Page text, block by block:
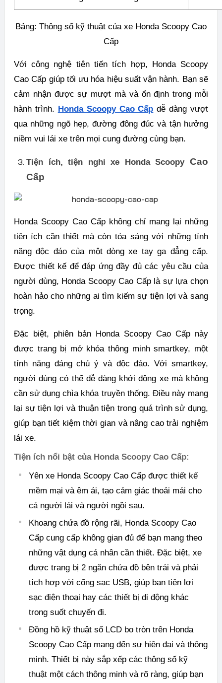
Bảng: Thông số kỹ thuật của xe Honda Scoopy Cao
Cấp
Với công nghệ tiên tiến tích hợp, Honda Scoopy
Cao Cấp giúp tối ưu hóa hiệu suất vận hành. Bạn sẽ
cảm nhận được sự mượt mà và ổn định trong mỗi
hành trình. Honda Scoopy Cao Cấp dễ dàng vượt
qua những ngõ hẹp, đường đông đúc và tận hưởng
niềm vui lái xe trên mọi cung đường cùng bạn.
Tiện ích, tiện nghi xe Honda ScoopyCao
Cấp
Honda Scoopy Cao Cấp không chỉ mang lại những
tiện ích cần thiết mà còn tỏa sáng với những tính
năng độc đáo của một dòng xe tay ga đẳng cấp.
Được thiết kế để đáp ứng đầy đủ các yêu cầu của
người dùng, Honda Scoopy Cao Cấp là sự lựa chọn
hoàn hảo cho những ai tìm kiếm sự tiện lợi và sang
trọng.
Đặc biệt, phiên bản Honda Scoopy Cao Cấp này
được trang bị mở khóa thông minh smartkey, một
tính năng đáng chú ý và độc đáo. Với smartkey,
người dùng có thể dễ dàng khởi động xe mà không
cần sử dụng chìa khóa truyền thống. Điều này mang
lại sự tiện lợi và thuận tiện trong quá trình sử dụng,
giúp bạn tiết kiệm thời gian và nâng cao trải nghiệm
lái xe.
Tiện ích nổi bật của Honda Scoopy Cao Cấp:
Yên xe Honda Scoopy Cao Cấp được thiết kế
mềm mại và êm ái, tạo cảm giác thoải mái cho
cả người lái và người ngồi sau.
Khoang chứa đồ rộng rãi, Honda Scoopy Cao
Cấp cung cấp không gian đủ để bạn mang theo
những vật dụng cá nhân cần thiết. Đặc biệt, xe
được trang bị 2 ngăn chứa đồ bên trái và phải
tích hợp với cổng sạc USB, giúp bạn tiện lợi
sạc điện thoại hay các thiết bị di động khác
trong suốt chuyến đi.
Đồng hồ kỹ thuật số LCD bo tròn trên Honda
Scoopy Cao Cấp mang đến sự hiện đại và thông
minh. Thiết bị này sắp xếp các thông số kỹ
thuật một cách thông minh và rõ ràng, giúp bạn